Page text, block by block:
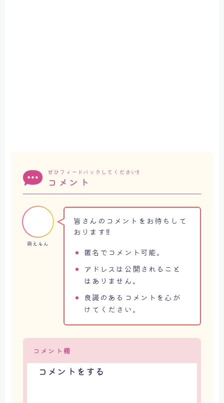
ぜひフィードバックしてください‼
コメント
萌えもん
皆さんのコメントをお待ちして
おります‼
匿名でコメント可能。
アドレスは公開されること
はありません。
良識のあるコメントを心が
けてください。
コメント欄
コメントをする